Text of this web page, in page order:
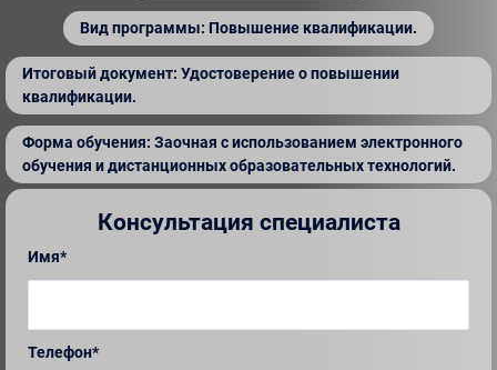
Вид программы: Повышение квалификации.
Итоговый документ: Удостоверение о повышении
квалификации.
Форма обучения: Заочная с использованием электронного
обучения и дистанционных образовательных технологий.
Консультация специалиста
Имя*
Телефон*